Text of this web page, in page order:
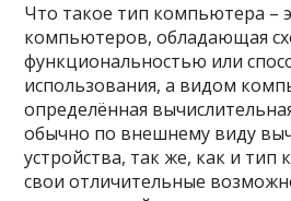
Что такое тип компьютера –
компьютеров, обладающая
функциональностью или
использования, а видом
определённая
обычно по внешнему виду
устройства, так же, как и
свои отличительные